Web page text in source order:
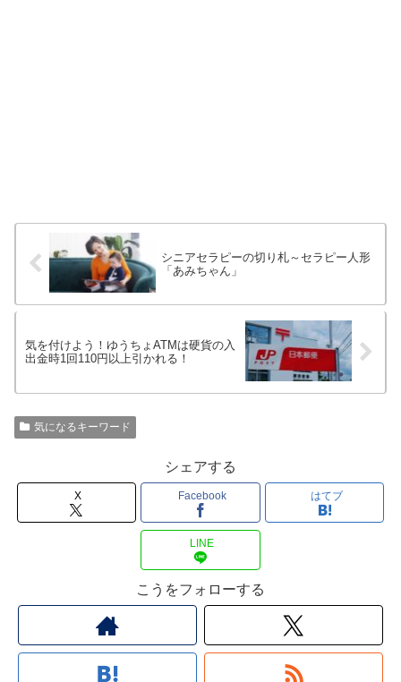
シニアセラピーの切り札～セラピー人形
「あみちゃん」
気を付けよう！ゆうちょATMは硬貨の入
出金時1回110円以上引かれる！
気になるキーワード
シェアする
X Facebook はてブ
LINE
こうをフォローする